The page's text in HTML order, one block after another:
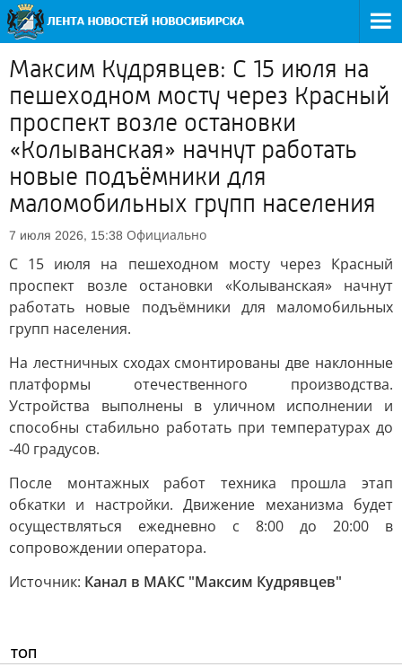
Максим Кудрявцев: С 15 июля на
пешеходном мосту через Красный
проспект возле остановки
«Колыванская» начнут работать
новые подъёмники для
маломобильных групп населения
7 июля 2026, 15:38 Официально
С 15 июля на пешеходном мосту через Красный
проспект возле остановки «Колыванская» начнут
работать новые подъёмники для маломобильных
групп населения.
На лестничных сходах смонтированы две наклонные
платформы отечественного производства.
Устройства выполнены в уличном исполнении и
способны стабильно работать при температурах до
-40 градусов.
После монтажных работ техника прошла этап
обкатки и настройки. Движение механизма будет
осуществляться ежедневно с 8:00 до 20:00 в
сопровождении оператора.
Источник: Канал в МАКС "Максим Кудрявцев"
ТОП